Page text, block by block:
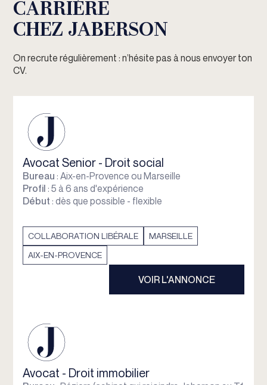
CARRIÈRE
CHEZ JABERSON
On recrute régulièrement : n’hésite pas à nous envoyer ton
CV.
Avocat Senior - Droit social
Bureau : Aix-en-Provence ou Marseille
Profil : 5 à 6 ans d'expérience
Début : dès que possible - flexible
COLLABORATION LIBÉRALE
MARSEILLE
AIX-EN-PROVENCE
VOIR L'ANNONCE
Avocat - Droit immobilier